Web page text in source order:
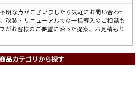
明な点がございましたら気軽にお問い合わせ
改装・リニューアルでの一括導入のご相談も
がお客様のご要望に沿った提案、お見積もり
商品カテゴリから探す